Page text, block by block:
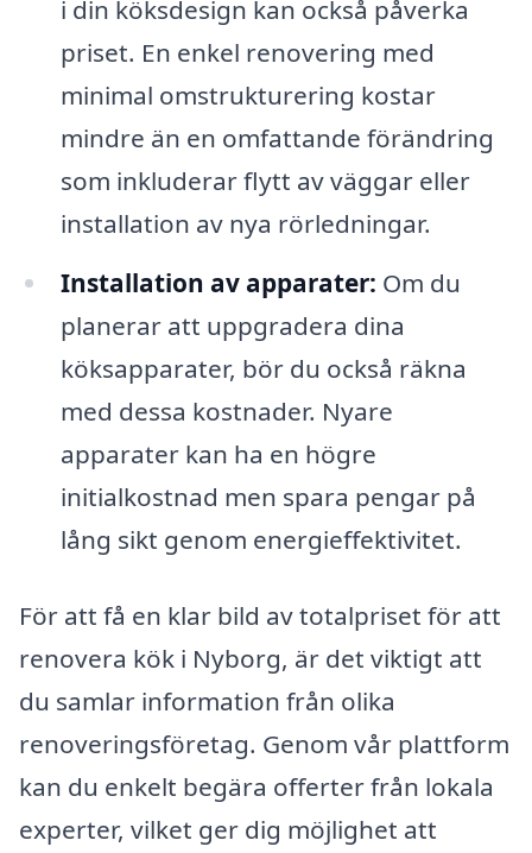
i din köksdesign kan också påverka
priset. En enkel renovering med
minimal omstrukturering kostar
mindre än en omfattande förändring
som inkluderar flytt av väggar eller
installation av nya rörledningar.
Installation av apparater: Om du
planerar att uppgradera dina
köksapparater, bör du också räkna
med dessa kostnader. Nyare
apparater kan ha en högre
initialkostnad men spara pengar på
lång sikt genom energieffektivitet.
För att få en klar bild av totalpriset för att
renovera kök i Nyborg, är det viktigt att
du samlar information från olika
renoveringsföretag. Genom vår plattform
kan du enkelt begära offerter från lokala
experter, vilket ger dig möjlighet att